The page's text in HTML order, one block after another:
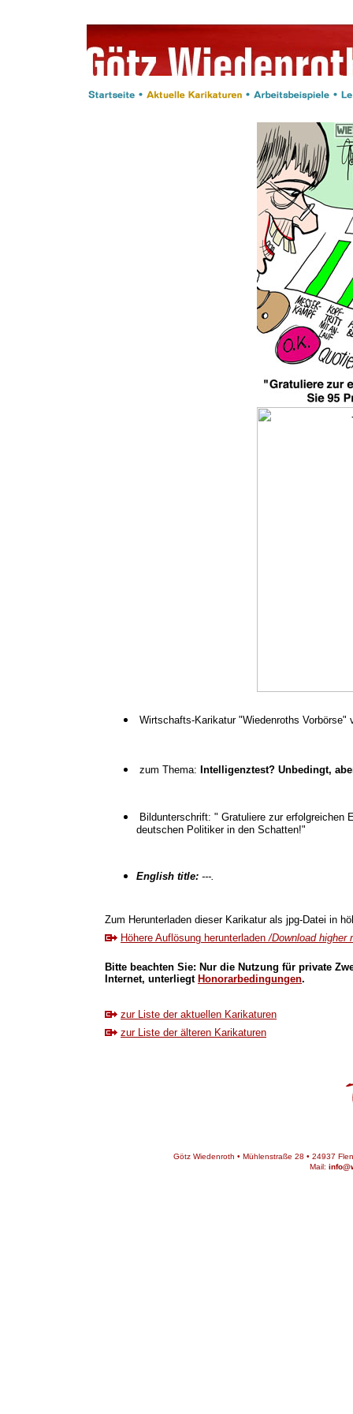
Wirtschafts-Karikatur "Wiedenroths Vorbörse"
zum Thema: Intelligenztest? Unbedingt,
Bildunterschrift: " Gratuliere zur erfolgreichen
deutschen Politiker in den Schatten!"
English title: ---.
Zum Herunterladen dieser Karikatur als jpg-Datei in
Höhere Auflösung herunterladen/Download higher
Bitte beachten Sie: Nur die Nutzung für private
Internet, unterliegt Honorarbedingungen.
zur Liste der aktuellen Karikaturen
zur Liste der älteren Karikaturen
Götz Wiedenroth • Mühlenstraße 28 • 24937
Mail: